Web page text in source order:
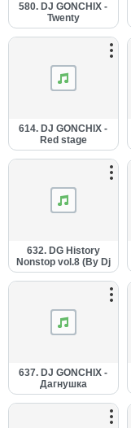
580. DJ GONCHIX -
Twenty
(29.11.2013.).mp3
614. DJ GONCHIX -
Red stage
(01.03.2014.).mp3
632. DG History
Nonstop vol.8 (By Dj
Gonchix -
24.03.2014.).mp3
637. DJ GONCHIX -
Дагнушка
(01.04.2014.).mp3